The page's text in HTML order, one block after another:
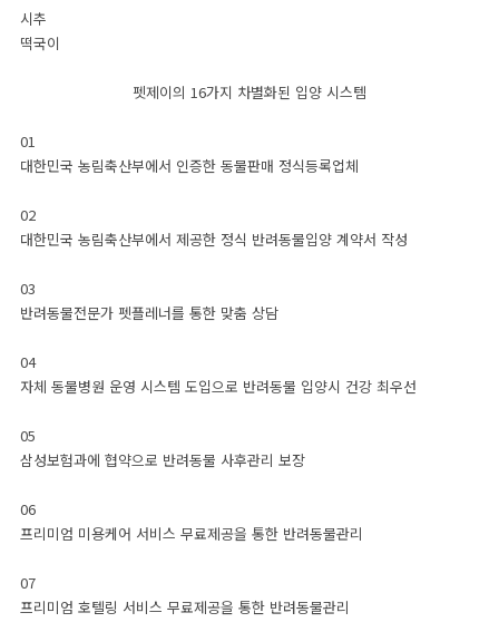
인스타그램 펫제이 일상
CUSTOMER CENTER
서울 본점 1522-2016
강남지점
전화걸기
인천 본점070-7620-2016
시추
떡국이
펫제이의 16가지 차별화된 입양 시스템
01
대한민국 농림축산부에서 인증한 동물판매 정식등록업체
02
대한민국 농림축산부에서 제공한 정식 반려동물입양 계약서 작성
03
반려동물전문가 펫플레너를 통한 맞춤 상담
04
자체 동물병원 운영 시스템 도입으로 반려동물 입양시 건강 최우선
05
삼성보험과에 협약으로 반려동물 사후관리 보장
06
프리미엄 미용케어 서비스 무료제공을 통한 반려동물관리
07
프리미엄 호텔링 서비스 무료제공을 통한 반려동물관리